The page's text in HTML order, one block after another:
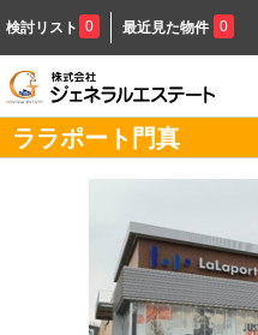
検討リスト 0 最近見た物件 0
ララポート門真